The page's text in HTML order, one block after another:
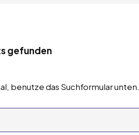
gefunden
benutze das Suchformular unten.